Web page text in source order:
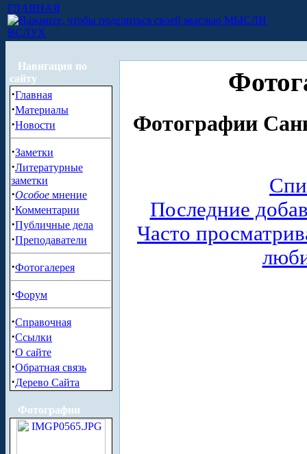
ГЛАВНАЯ
МЫСЛИ
ВСЛУХ
Навигация по
сайту
·Главная
·Материалы
·Новости
·Заметки
·Литературные
заметки
·Особое мнение
·Комментарии
·Публичные дела
·Преподаватели
·Фотогалерея
·Форум
·Справочная
·Ссылки
·О сайте
·Обратная связь
·Дерево Сайта
Фотографии
Фотографии
Последние
Часто